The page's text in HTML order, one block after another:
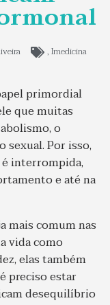
,Imedicina
primordial
que muitas
o
sexual. Por isso,
interrompida,
e até na
mais comum nas
vida como
elas também
preciso estar
desequilíbrio